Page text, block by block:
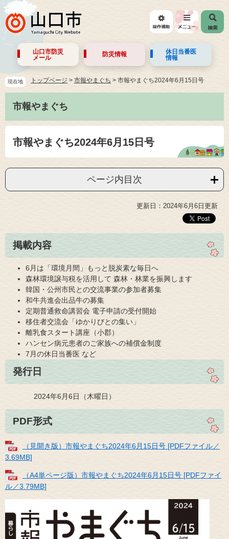
山口市防災
メール
防災情報
休日当番医
情報
現在地 トップページ > 市報やまぐち > 市報やまぐち2024年6月15日号
市報やまぐち
市報やまぐち2024年6月15日号
ページ内目次
更新日：2024年6月6日更新
掲載内容
6月は「環境月間」もっと脱炭素な毎日へ
森林環境譲与税を活用して 森林・林業を振興します
韓国・公州市民との交流事業の参加者募集
和牛共進会出品牛の募集
定期普通救命講習会 電子申請の受付開始
移住者交流会「ゆかりびとの集い」
離乳食スタート講座（小郡）
ハンセン病元患者のご家族への補償金制度
7月の休日当番医 など
発行日
2024年6月6日（木曜日）
PDF形式
（見開き版）市報やまぐち2024年6月15日号 [PDFファイル／
3.69MB]
（A4単ページ版）市報やまぐち2024年6月15日号 [PDFファイ
ル／3.79MB]